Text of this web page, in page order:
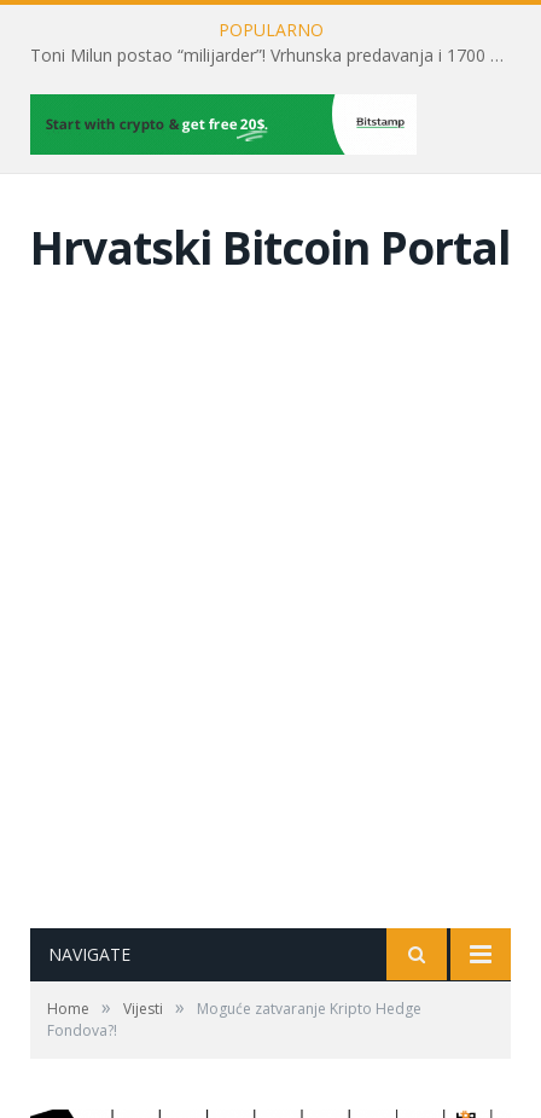
POPULARNO
Toni Milun postao “milijarder”! Vrhunska predavanja i 1700 posjetitelja obilježili su mjesec financijske pismenosti
Hrvatski Bitcoin Portal
NAVIGATE
Home » Vijesti »
Moguće zatvaranje Kripto Hedge
Fondova?!